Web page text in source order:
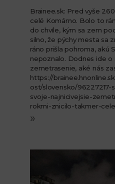
Brainee.sk: Pred vyše
celé Komárno. Bolo to
do chvíle, kým sa zem
silno, že pýchy mesta sa
ráno prišla pohroma, akú
nepoznalo. Dodnes ide o
zemetrasenie, aké nás
https://
ost/slovensko/
svoje-najnicivejsie-
rokmi-znicilo-takmer-
»